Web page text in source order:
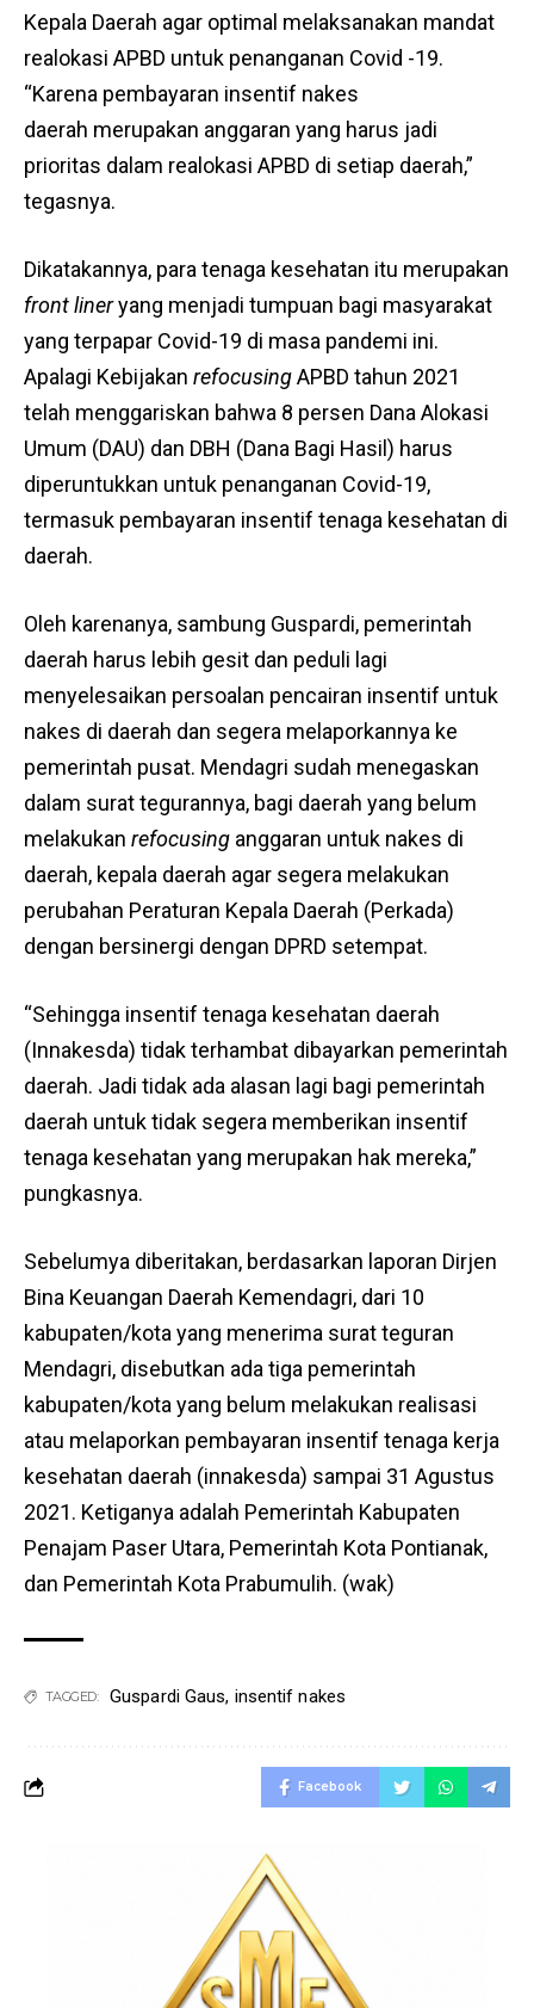
Kepala Daerah agar optimal melaksanakan mandat
realokasi APBD untuk penanganan Covid -19.
“Karena pembayaran insentif nakes
daerah merupakan anggaran yang harus jadi
prioritas dalam realokasi APBD di setiap daerah,”
tegasnya.
Dikatakannya, para tenaga kesehatan itu merupakan
front lineryang menjadi tumpuan bagi masyarakat
yang terpapar Covid-19 di masa pandemi ini.
Apalagi Kebijakan refocusingAPBD tahun 2021
telah menggariskan bahwa 8 persen Dana Alokasi
Umum (DAU) dan DBH (Dana Bagi Hasil) harus
diperuntukkan untuk penanganan Covid-19,
termasuk pembayaran insentif tenaga kesehatan di
daerah.
Oleh karenanya, sambung Guspardi, pemerintah
daerah harus lebih gesit dan peduli lagi
menyelesaikan persoalan pencairan insentif untuk
nakes di daerah dan segera melaporkannya ke
pemerintah pusat. Mendagri sudah menegaskan
dalam surat tegurannya, bagi daerah yang belum
melakukan refocusing anggaran untuk nakes di
daerah, kepala daerah agar segera melakukan
perubahan Peraturan Kepala Daerah (Perkada)
dengan bersinergi dengan DPRD setempat.
“Sehingga insentif tenaga kesehatan daerah
(Innakesda) tidak terhambat dibayarkan pemerintah
daerah. Jadi tidak ada alasan lagi bagi pemerintah
daerah untuk tidak segera memberikan insentif
tenaga kesehatan yang merupakan hak mereka,”
pungkasnya.
Sebelumya diberitakan, berdasarkan laporan Dirjen
Bina Keuangan Daerah Kemendagri, dari 10
kabupaten/kota yang menerima surat teguran
Mendagri, disebutkan ada tiga pemerintah
kabupaten/kota yang belum melakukan realisasi
atau melaporkan pembayaran insentif tenaga kerja
kesehatan daerah (innakesda) sampai 31 Agustus
2021. Ketiganya adalah Pemerintah Kabupaten
Penajam Paser Utara, Pemerintah Kota Pontianak,
dan Pemerintah Kota Prabumulih. (wak)
TAGGED: Guspardi Gaus, insentif nakes
Facebook